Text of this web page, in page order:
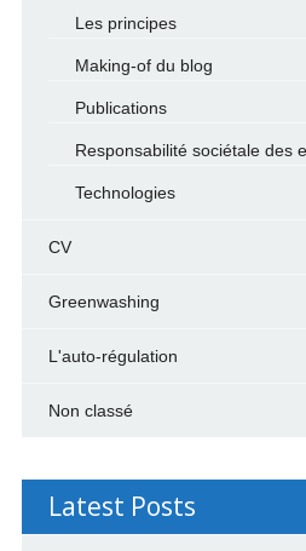
Les principes
Making-of du blog
Publications
Responsabilité sociétale des
Technologies
CV
Greenwashing
L'auto-régulation
Non classé
Latest Posts